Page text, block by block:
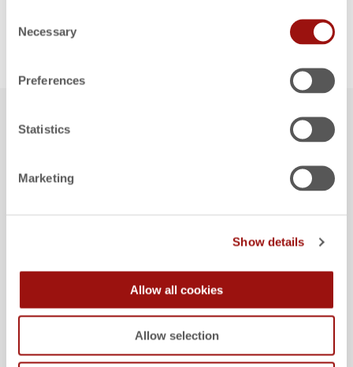
Selection
Necessary
Preferences
Statistics
Marketing
Show details
Allow all cookies
Allow selection
NACHNAME
UNTERNEHMEN*